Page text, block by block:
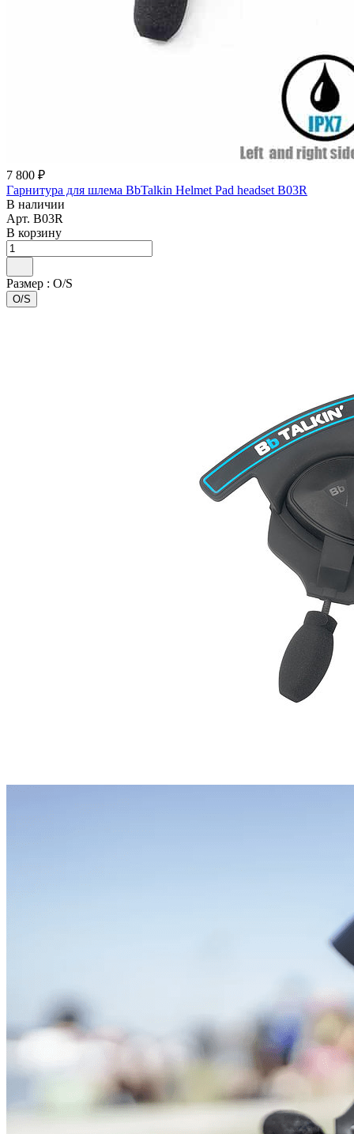
7 800 ₽
Гарнитура для шлема BbTalkin Helmet Pad headset B03R
В наличии
Арт. B03R
В корзину
Размер : O/S
O/S